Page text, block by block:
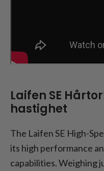
Laifen SE
hastighet
The Laifen SE High-
its high performance
capabilities. Weighing